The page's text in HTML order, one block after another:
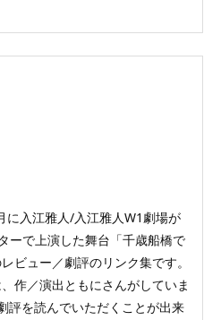
に入江雅人/入江雅人W1劇場が
ーで上演した舞台「千歳船橋で
ビュー／劇評のリンク集です。
作／演出ともにさんがしていま
評を読んでいただくことが出来